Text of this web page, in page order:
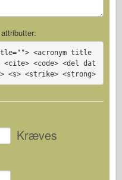
<acronym title
<code> <del dat
<s> <strike> <strong>
Kræves